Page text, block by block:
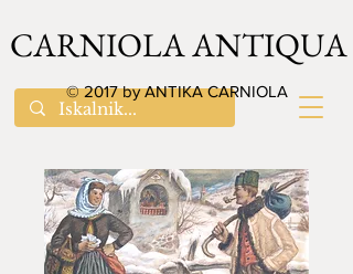
CARNIOLA ANTIQUA
© 2017 by ANTIKA CARNIOLA